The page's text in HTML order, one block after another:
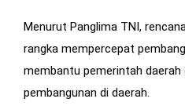
Menurut Panglima TNI,
rangka mempercepat
membantu pemerintah daerah
pembangunan di daerah.